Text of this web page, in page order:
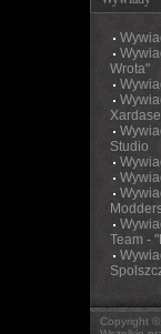
Wrota"
Studio
Team -
Copyright